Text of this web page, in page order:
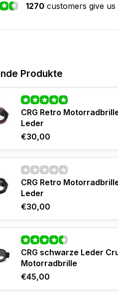
1270 customers give us
Produkte
CRG Retro
Leder
€30,00
CRG Retro
Leder
€30,00
CRG schwarze Leder
Motorradbrille
€45,00